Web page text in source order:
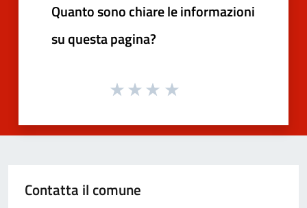
Quanto sono chiare le informazioni
su questa pagina?
Contatta il comune